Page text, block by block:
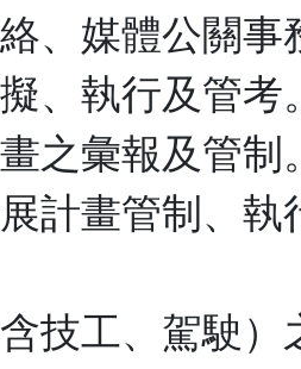
、媒體公關事
、執行及管考
之彙報及管制
計畫管制、執
技工、駕駛）